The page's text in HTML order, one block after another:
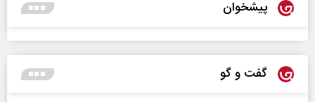
پیشخوان
گفت و گو